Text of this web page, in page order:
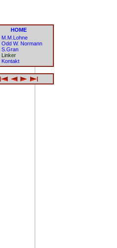
HOME
M.M.Lohne
Odd W. Normann
S.Gran
Linker
Kontakt